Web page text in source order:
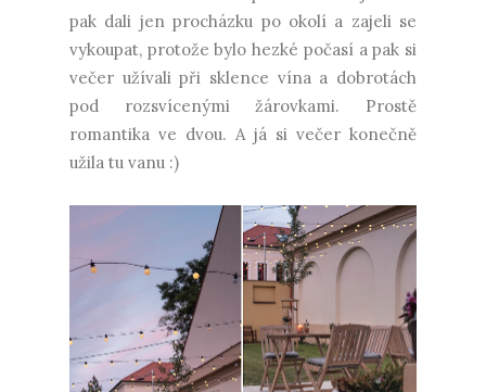
pak dali jen procházku po okolí a zajeli se
vykoupat, protože bylo hezké počasí a pak si
večer užívali při sklence vína a dobrotách
pod rozsvícenými žárovkami. Prostě
romantika ve dvou. A já si večer konečně
užila tu vanu :)